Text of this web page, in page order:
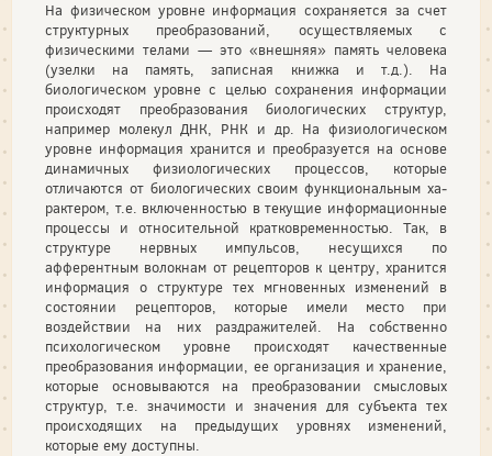
На физическом уровне информация сохраняется за счет
структурных преоб­разований, осуществляемых с
физическими телами — это «внешняя» память че­ловека
(узелки на память, записная книжка и т.д.). На
биологическом уровне с целью сохранения информации
происходят преобразования биологических структур,
например молекул ДНК, РНК и др. На физиологическом
уровне ин­формация хранится и преобразуется на основе
динамичных физиологических процессов, которые
отличаются от биологических своим функциональным ха­
рактером, т.е. включенностью в текущие информационные
процессы и относи­тельной кратковременностью. Так, в
структуре нервных импульсов, несущихся по
афферентным волокнам от рецепторов к центру, хранится
информация о структуре тех мгновенных изменений в
состоянии рецепторов, которые имели место при
воздействии на них раздражителей. На собственно
психологическом уровне происходят качественные
преобразования информации, ее организация и хранение,
которые основываются на преобразовании смысловых
структур, т.е. значимости и значения для субъекта тех
происходящих на предыдущих уровнях изменений,
которые ему доступны.